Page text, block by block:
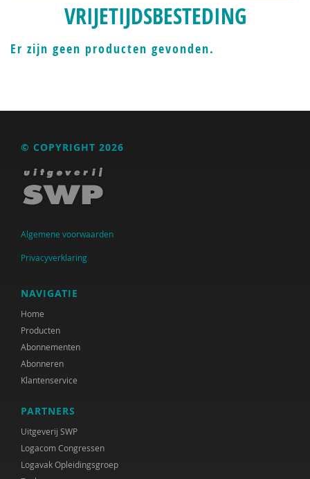
VRIJETIJDSBESTEDING
Er zijn geen producten gevonden.
© COPYRIGHT 2026
Algemene voorwaarden
Privacyverklaring
NAVIGATIE
Home
Producten
Abonnementen
Abonneren
Klantenservice
PARTNERS
Uitgeverij SWP
Logacom Congressen
Logavak Opleidingsgroep